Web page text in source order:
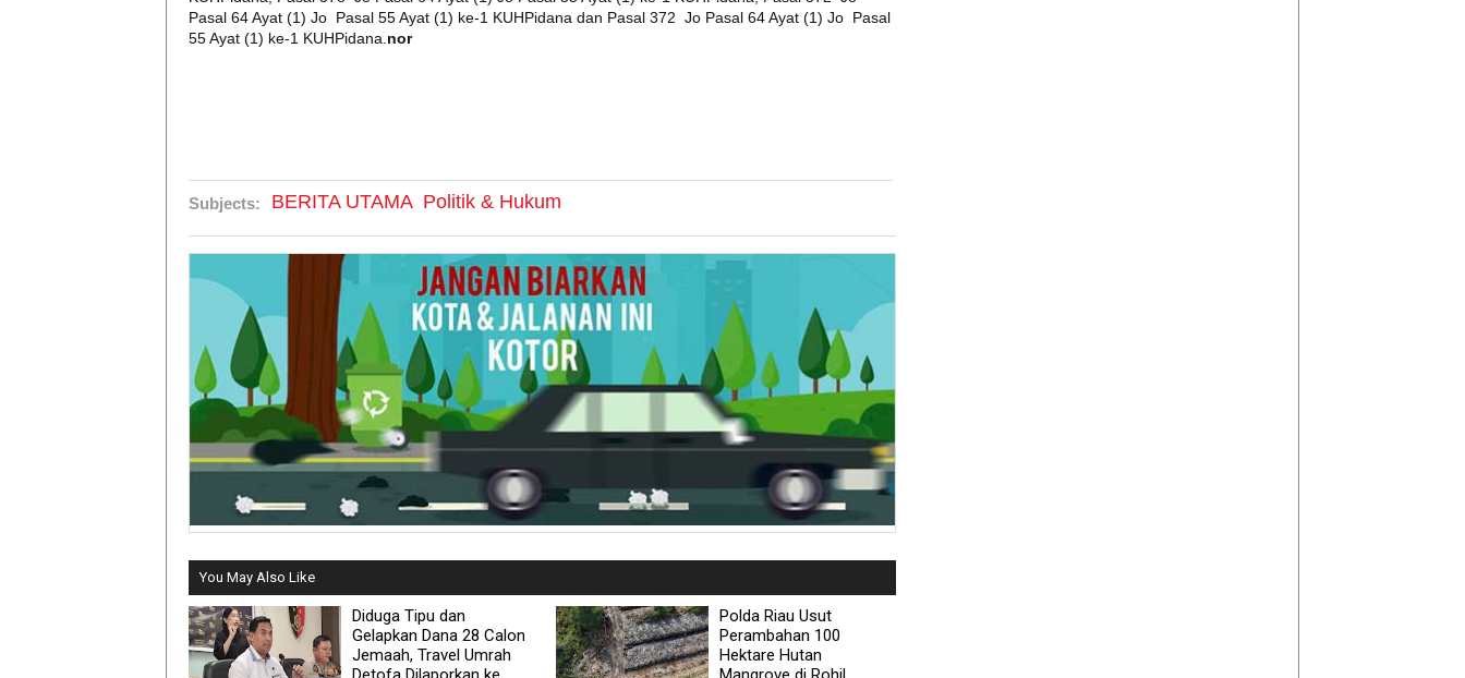
Pasal 64 Ayat (1) Jo Pasal 55 Ayat (1) ke-1 KUHPidana dan Pasal 372 Jo Pasal 64 Ayat (1) Jo Pasal
55 Ayat (1) ke-1 KUHPidana. nor
Subjects: BERITA UTAMA Politik & Hukum
You May Also Like
Diduga Tipu dan
Gelapkan Dana 28 Calon
Jemaah, Travel Umrah
Polda Riau Usut
Perambahan 100
Hektare Hutan